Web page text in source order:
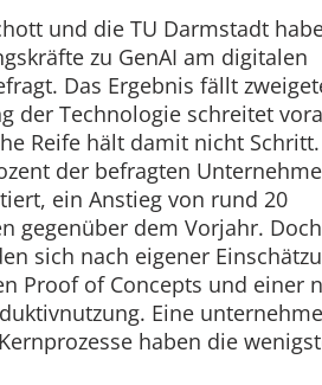
und die TU Darmstadt
zu GenAI am digitalen
Das Ergebnis fällt
der Technologie schreitet
Reife hält damit nicht Schritt.
der befragten
ein Anstieg von rund 20
gegenüber dem Vorjahr.
sich nach eigener
Proof of Concepts und einer
Eine
haben die